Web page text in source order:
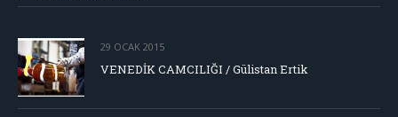
29 OCAK 2015
VENEDİK CAMCILIĞI / Gülistan Ertik